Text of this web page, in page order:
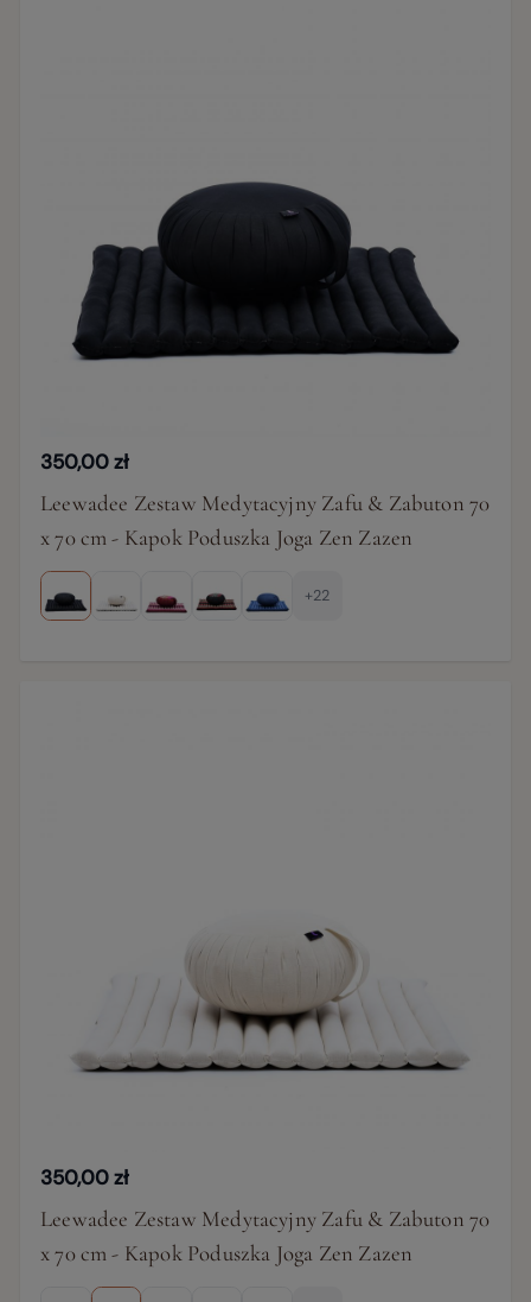
350,00 zł
Leewadee Zestaw Medytacyjny Zafu & Zabuton 70
x 70 cm - Kapok Poduszka Joga Zen Zazen
+22
350,00 zł
Leewadee Zestaw Medytacyjny Zafu & Zabuton 70
x 70 cm - Kapok Poduszka Joga Zen Zazen